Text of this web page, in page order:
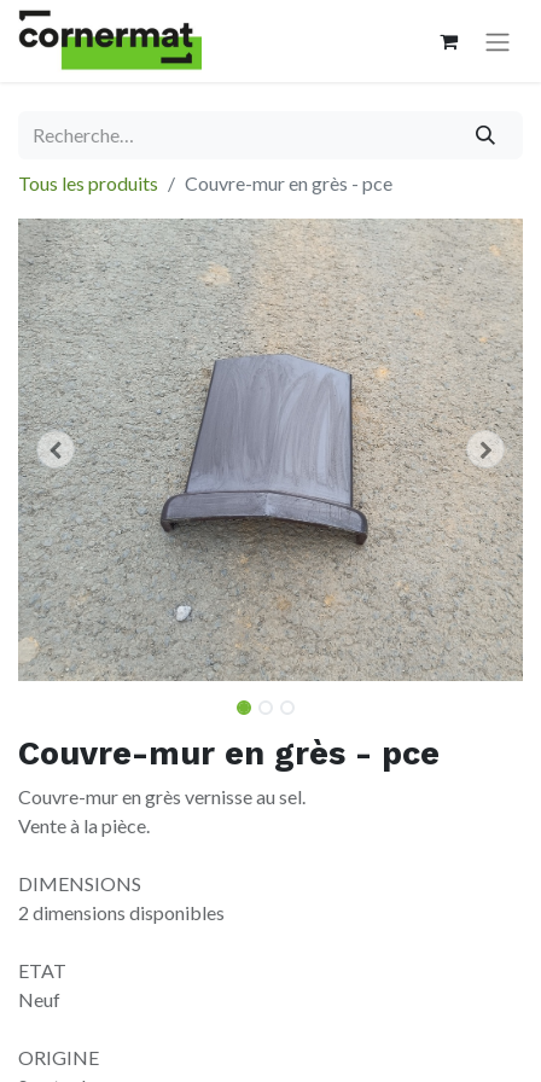
Tous les produits Couvre-mur en grès - pce
Couvre-mur en grès - pce
Couvre-mur en grès vernisse au sel.
Vente à la pièce.
DIMENSIONS
2 dimensions disponibles
ETAT
Neuf
ORIGINE